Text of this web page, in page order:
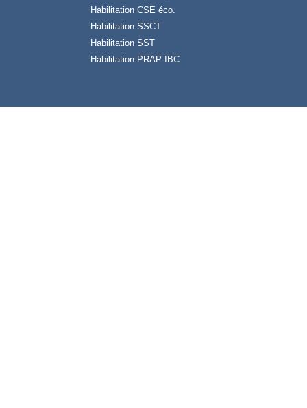
Habilitation CSE éco.
Habilitation SSCT
Habilitation SST
Habilitation PRAP IBC